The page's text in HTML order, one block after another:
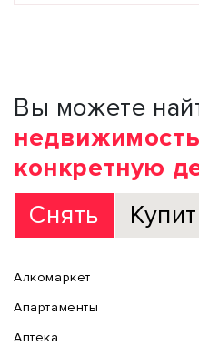
Вы можете
конкретную
Снять
Алкомаркет
Апартаменты
Аптека